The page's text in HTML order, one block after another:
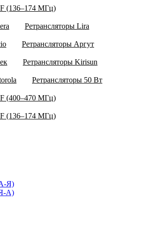
(136–174 МГц)
Ретрансляторы Lira
Ретрансляторы Аргут
Ретрансляторы Kirisun
Ретрансляторы 50 Вт
(400–470 МГц)
(136–174 МГц)
Я)
А)